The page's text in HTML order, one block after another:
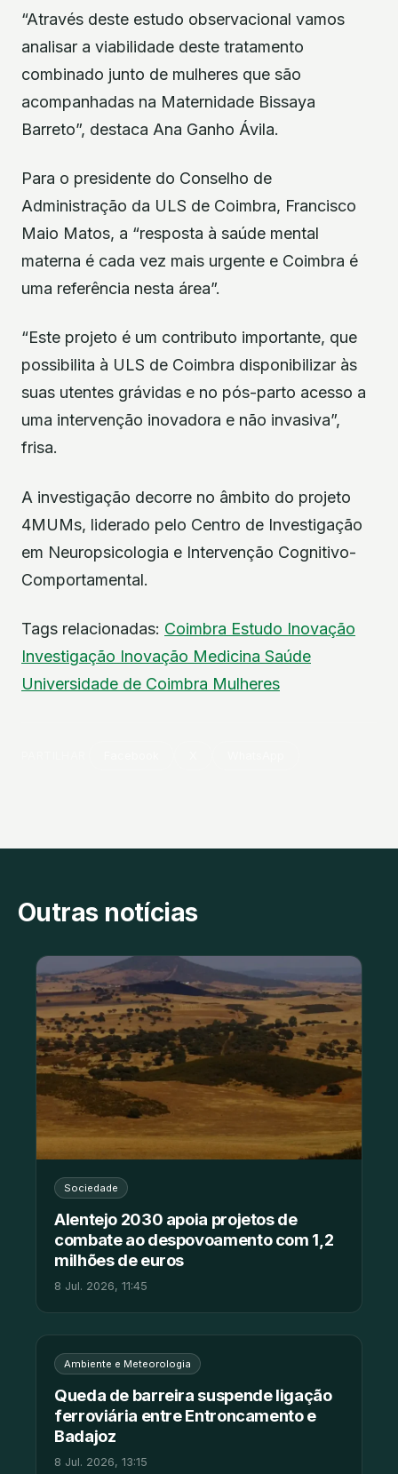
“Através deste estudo observacional vamos
analisar a viabilidade deste tratamento
combinado junto de mulheres que são
acompanhadas na Maternidade Bissaya
Barreto”, destaca Ana Ganho Ávila.
Para o presidente do Conselho de
Administração da ULS de Coimbra, Francisco
Maio Matos, a “resposta à saúde mental
materna é cada vez mais urgente e Coimbra é
uma referência nesta área”.
“Este projeto é um contributo importante, que
possibilita à ULS de Coimbra disponibilizar às
suas utentes grávidas e no pós-parto acesso a
uma intervenção inovadora e não invasiva”,
frisa.
A investigação decorre no âmbito do projeto
4MUMs, liderado pelo Centro de Investigação
em Neuropsicologia e Intervenção Cognitivo-
Comportamental.
Tags relacionadas: Coimbra Estudo Inovação
Investigação Inovação Medicina Saúde
Universidade de Coimbra Mulheres
Outras notícias
Sociedade
Alentejo 2030 apoia projetos de
combate ao despovoamento com 1,2
milhões de euros
8 Jul. 2026, 11:45
Ambiente e Meteorologia
Queda de barreira suspende ligação
ferroviária entre Entroncamento e
Badajoz
8 Jul. 2026, 13:15